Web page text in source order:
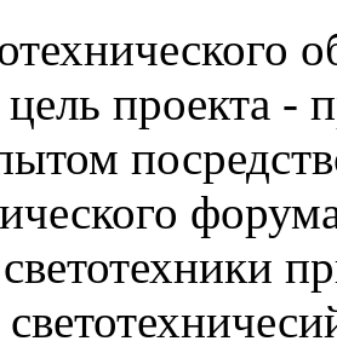
проекта -